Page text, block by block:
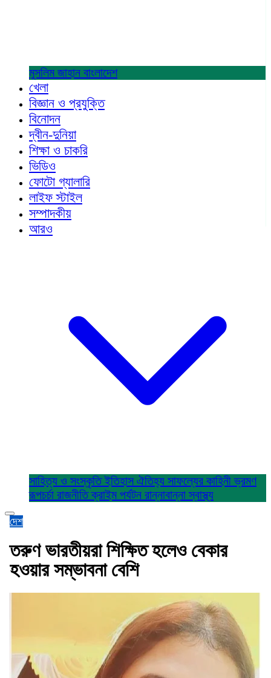
মুসলিম জাহান বাংলাদেশ
খেলা
বিজ্ঞান ও প্রযুক্তি
বিনোদন
দ্বীন-দুনিয়া
শিক্ষা ও চাকরি
ভিডিও
ফোটো গ্যালারি
লাইফ স্টাইল
সম্পাদকীয়
আরও
সাহিত্য ও সংস্কৃতিইতিহাস ঐতিহ্য সাফল্যের কাহিনীভ্রমণ
রূপচর্চা রাজনীতিক্রাইম পর্যটন রান্নাবান্নাস্বাস্থ্য
দেশ
তরুণ ভারতীয়রা শিক্ষিত হলেও বেকার
হওয়ার সম্ভাবনা বেশি